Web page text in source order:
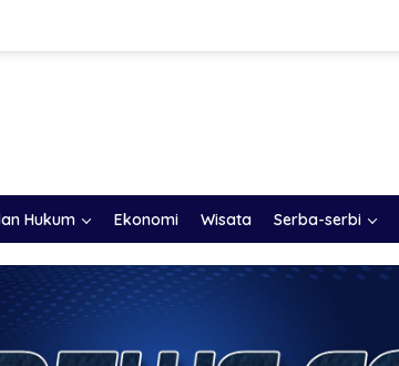
Hukum Ekonomi Wisata Serba-serbi